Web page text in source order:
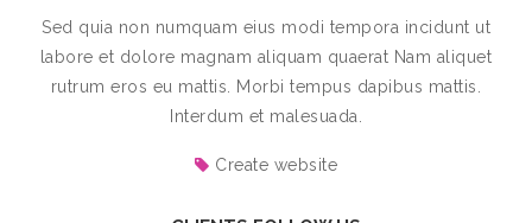
Sed quia non numquam eius modi tempora incidunt ut
labore et dolore magnam aliquam quaerat Nam aliquet
rutrum eros eu mattis. Morbi tempus dapibus mattis.
Interdum et malesuada.
Create website